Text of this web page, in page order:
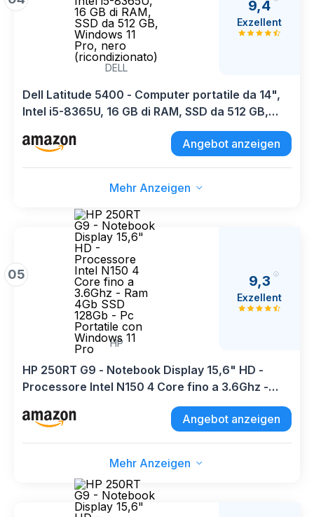
DELL
9,4
Exzellent
Dell Latitude 5400 - Computer portatile da 14",
Intel i5-8365U, 16 GB di RAM, SSD da 512 GB,
Windows 11 Pro, nero (ricondizionato)
Angebot anzeigen
Mehr Anzeigen
05
HP
9,3
Exzellent
HP 250RT G9 - Notebook Display 15,6" HD -
Processore Intel N150 4 Core fino a 3.6Ghz -
Ram 4Gb SSD 128Gb - Pc Portatile con Windows
11 Pro
Angebot anzeigen
Mehr Anzeigen